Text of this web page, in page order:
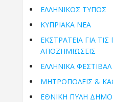
ΕΛΛΗΝΙΚΟΣ ΤΥΠΟΣ
ΚΥΠΡΙΑΚΑ ΝΕΑ
ΕΚΣΤΡΑΤΕΙΑ ΓΙΑ
ΑΠΟΖΗΜΙΩΣΕΙΣ
ΕΛΛΗΝΙΚΆ
ΜΗΤΡΟΠΌΛΕΙΣ &
ΕΘΝΙΚΉ ΠΎΛΗ